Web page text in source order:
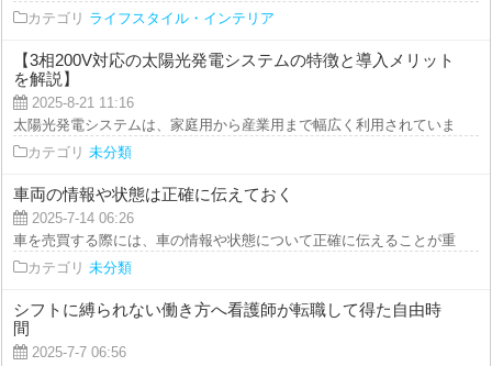
カテゴリ ライフスタイル・インテリア
【3相200V対応の太陽光発電システムの特徴と導入メリット
を解説】
2025-8-21 11:16
太陽光発電システムは、家庭用から産業用まで幅広く利用されていますが
カテゴリ 未分類
車両の情報や状態は正確に伝えておく
2025-7-14 06:26
車を売買する際には、車の情報や状態について正確に伝えることが重要で
カテゴリ 未分類
シフトに縛られない働き方へ看護師が転職して得た自由時
間
2025-7-7 06:56